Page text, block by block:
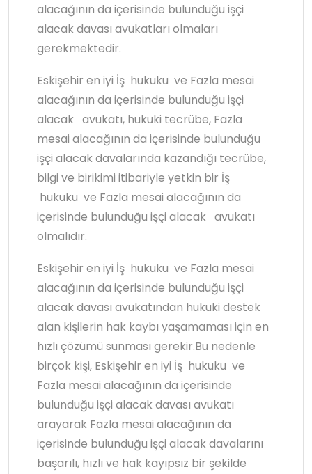
alacağının da içerisinde bulunduğu işçi
alacak davası avukatları olmaları
gerekmektedir.
Eskişehir en iyi İş hukuku ve Fazla mesai
alacağının da içerisinde bulunduğu işçi
alacak avukatı, hukuki tecrübe, Fazla
mesai alacağının da içerisinde bulunduğu
işçi alacak davalarında kazandığı tecrübe,
bilgi ve birikimi itibariyle yetkin bir İş
hukuku ve Fazla mesai alacağının da
içerisinde bulunduğu işçi alacak avukatı
olmalıdır.
Eskişehir en iyi İş hukuku ve Fazla mesai
alacağının da içerisinde bulunduğu işçi
alacak davası avukatından hukuki destek
alan kişilerin hak kaybı yaşamaması için en
hızlı çözümü sunması gerekir.Bu nedenle
birçok kişi, Eskişehir en iyi İş hukuku ve
Fazla mesai alacağının da içerisinde
bulunduğu işçi alacak davası avukatı
arayarak Fazla mesai alacağının da
içerisinde bulunduğu işçi alacak davalarını
başarılı, hızlı ve hak kayıpsız bir şekilde